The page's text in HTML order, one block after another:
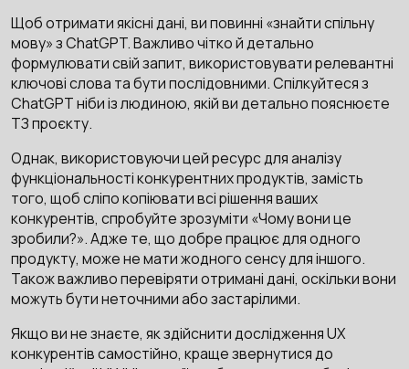
Щоб отримати якісні дані, ви повинні «знайти спільну
мову» з ChatGPT. Важливо чітко й детально
формулювати свій запит, використовувати релевантні
ключові слова та бути послідовними. Спілкуйтеся з
ChatGPT ніби із людиною, якій ви детально пояснюєте
ТЗ проєкту.
Однак, використовуючи цей ресурс для аналізу
функціональності конкурентних продуктів, замість
того, щоб сліпо копіювати всі рішення ваших
конкурентів, спробуйте зрозуміти «Чому вони це
зробили?». Адже те, що добре працює для одного
продукту, може не мати жодного сенсу для іншого.
Також важливо перевіряти отримані дані, оскільки вони
можуть бути неточними або застарілими.
Якщо ви не знаєте, як здійснити дослідження UX
конкурентів самостійно, краще звернутися до